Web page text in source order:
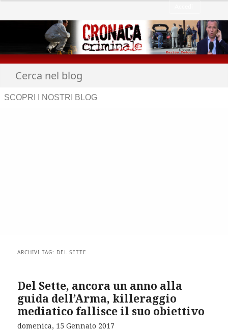
ARCHIVI TAG: DEL SETTE
Del Sette, ancora un anno alla
guida dell’Arma, killeraggio
mediatico fallisce il suo obiettivo
domenica, 15 Gennaio 2017